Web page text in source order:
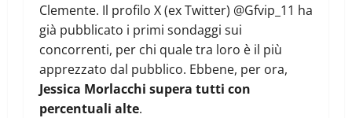
Clemente. Il profilo X (ex Twitter) @Gfvip_11 ha
già pubblicato i primi sondaggi sui
concorrenti, per chi quale tra loro è il più
apprezzato dal pubblico. Ebbene, per ora,
Jessica Morlacchi supera tutti con
percentuali alte.